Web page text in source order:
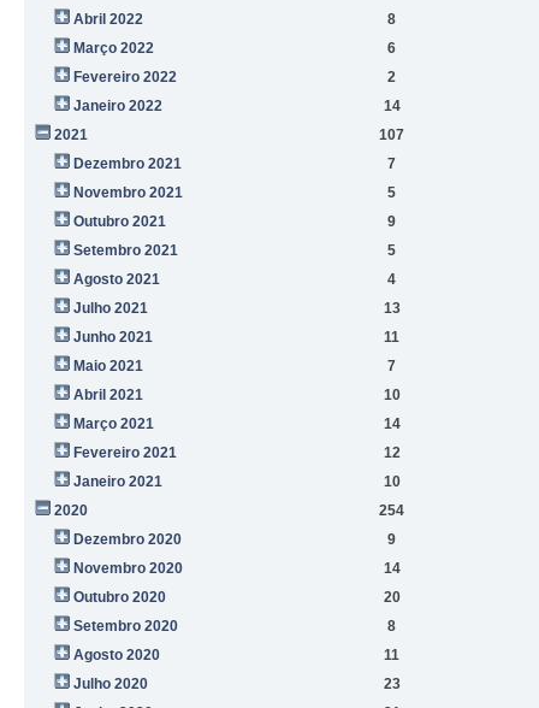
Abril 2022
8
Março 2022
6
Fevereiro 2022
2
Janeiro 2022
14
2021
107
Dezembro 2021
7
Novembro 2021
5
Outubro 2021
9
Setembro 2021
5
Agosto 2021
4
Julho 2021
13
Junho 2021
11
Maio 2021
7
Abril 2021
10
Março 2021
14
Fevereiro 2021
12
Janeiro 2021
10
2020
254
Dezembro 2020
9
Novembro 2020
14
Outubro 2020
20
Setembro 2020
8
Agosto 2020
11
Julho 2020
23